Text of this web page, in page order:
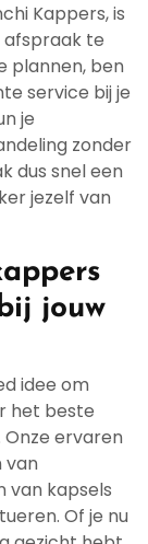
Kappers, is
te
plannen, ben
service bij je
je
zonder
dus snel een
jezelf van
jouw
idee om
het beste
ervaren
van
van kapsels
Of je nu